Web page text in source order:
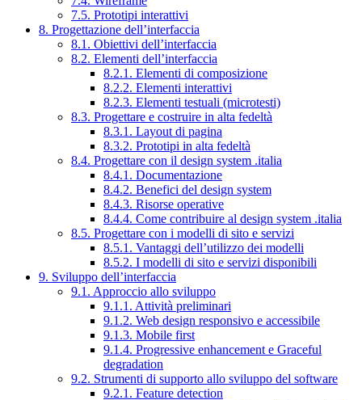
7.5. Prototipi interattivi
8. Progettazione dell’interfaccia
8.1. Obiettivi dell’interfaccia
8.2. Elementi dell’interfaccia
8.2.1. Elementi di composizione
8.2.2. Elementi interattivi
8.2.3. Elementi testuali (microtesti)
8.3. Progettare e costruire in alta fedeltà
8.3.1. Layout di pagina
8.3.2. Prototipi in alta fedeltà
8.4. Progettare con il design system .italia
8.4.1. Documentazione
8.4.2. Benefici del design system
8.4.3. Risorse operative
8.4.4. Come contribuire al design system .italia
8.5. Progettare con i modelli di sito e servizi
8.5.1. Vantaggi dell’utilizzo dei modelli
8.5.2. I modelli di sito e servizi disponibili
9. Sviluppo dell’interfaccia
9.1. Approccio allo sviluppo
9.1.1. Attività preliminari
9.1.2. Web design responsivo e accessibile
9.1.3. Mobile first
9.1.4. Progressive enhancement e Graceful
degradation
9.2. Strumenti di supporto allo sviluppo del software
9.2.1. Feature detection